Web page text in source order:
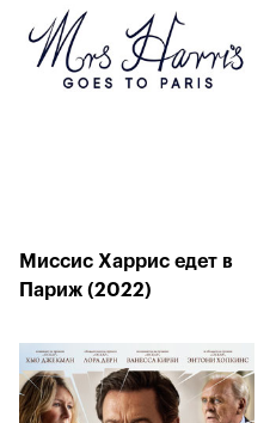
Миссис Харрис едет в
Париж (2022)